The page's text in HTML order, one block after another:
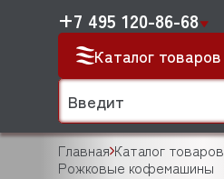
Каталог товаров
+7 495 120-86-68
Главная Каталог товаров
Рожковые кофемашины